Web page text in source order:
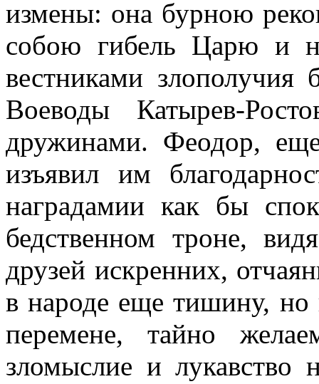
измены: она бурною
собою гибель Царю и
вестниками злополучия
Воеводы Катырев-
дружинами. Феодор,
изъявил им
наградамии как бы
бедственном троне,
друзей искренних,
в народе еще тишину, но
перемене, тайно
зломыслие и лукавство